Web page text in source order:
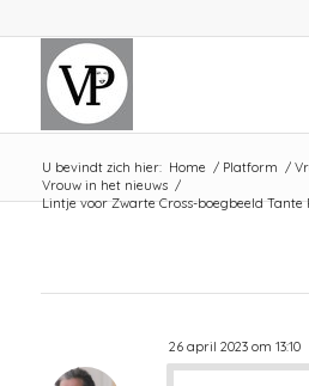
U bevindt zich hier: Home / Platform /
Vrouw in het nieuws /
Lintje voor Zwarte Cross-boegbeeld Tante
26 april 2023 om 13:10